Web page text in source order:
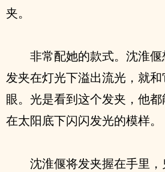
夹。
非常配她的款式。沈淮
发夹在灯光下溢出流光，就
眼。光是看到这个发夹，他
在太阳底下闪闪发光的模样。
沈淮偃将发夹握在手里